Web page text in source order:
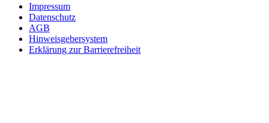
Impressum
Datenschutz
AGB
Hinweisgebersystem
Erklärung zur Barrierefreiheit